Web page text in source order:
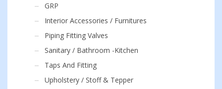
GRP
Interior Accessories / Furnitures
Piping Fitting Valves
Sanitary / Bathroom -Kitchen
Taps And Fitting
Upholstery / Stoff & Tepper